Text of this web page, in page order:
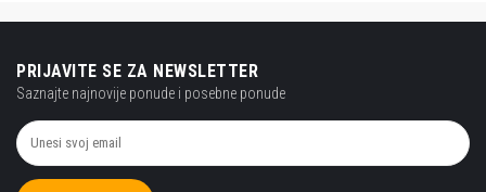
PRIJAVITE SE ZA NEWSLETTER
Saznajte najnovije ponude i posebne ponude